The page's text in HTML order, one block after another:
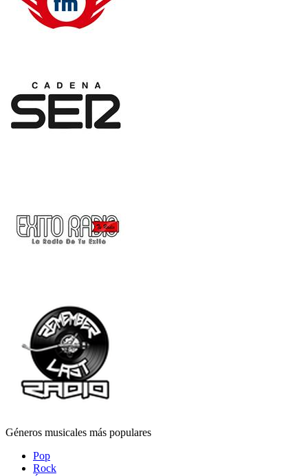
Géneros musicales más populares
Pop
Rock